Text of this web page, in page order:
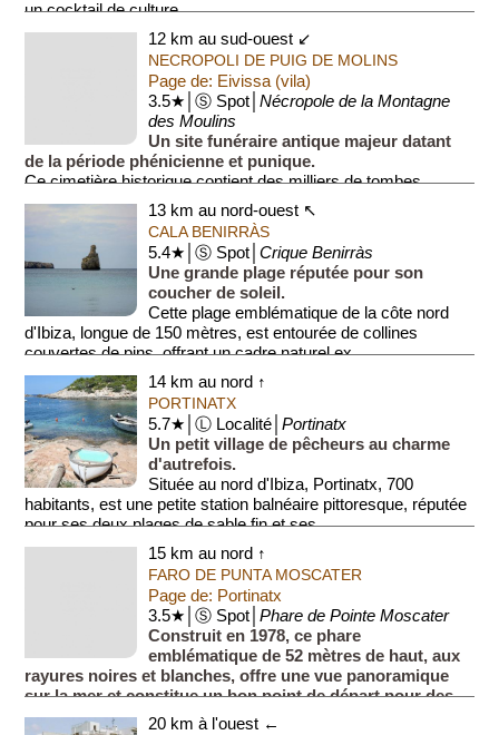
un cocktail de culture,...
12 km au sud-ouest ↙
NECROPOLI DE PUIG DE MOLINS
Page de: Eivissa (vila)
3.5★│Ⓢ Spot│Nécropole de la Montagne
des Moulins
Un site funéraire antique majeur datant
de la période phénicienne et punique.
Ce cimetière historique contient des milliers de tombes
creusées dans la roche, appelées hypogées. C'est l'une des
13 km au nord-ouest ↖
CALA BENIRRÀS
5.4★│Ⓢ Spot│Crique Benirràs
Une grande plage réputée pour son
coucher de soleil.
Cette plage emblématique de la côte nord
d'Ibiza, longue de 150 mètres, est entourée de collines
couvertes de pins, offrant un cadre naturel ex...
14 km au nord ↑
PORTINATX
5.7★│Ⓛ Localité│Portinatx
Un petit village de pêcheurs au charme
d'autrefois.
Située au nord d'Ibiza, Portinatx, 700
habitants, est une petite station balnéaire pittoresque, réputée
pour ses deux plages de sable fin et ses ...
15 km au nord ↑
FARO DE PUNTA MOSCATER
Page de: Portinatx
3.5★│Ⓢ Spot│Phare de Pointe Moscater
Construit en 1978, ce phare
emblématique de 52 mètres de haut, aux
rayures noires et blanches, offre une vue panoramique
sur la mer et constitue un bon point de départ pour des
randonnées côtières.20 km à l'ouest ←